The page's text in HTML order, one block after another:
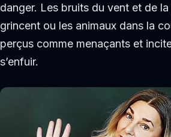
danger. Les bruits du vent et de
grincent ou les animaux dans la
perçus comme menaçants et
s’enfuir.